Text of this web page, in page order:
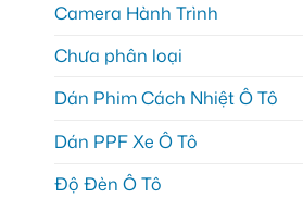
Camera Hành Trình
Chưa phân loại
Dán Phim Cách Nhiệt Ô Tô
Dán PPF Xe Ô Tô
Độ Đèn Ô Tô